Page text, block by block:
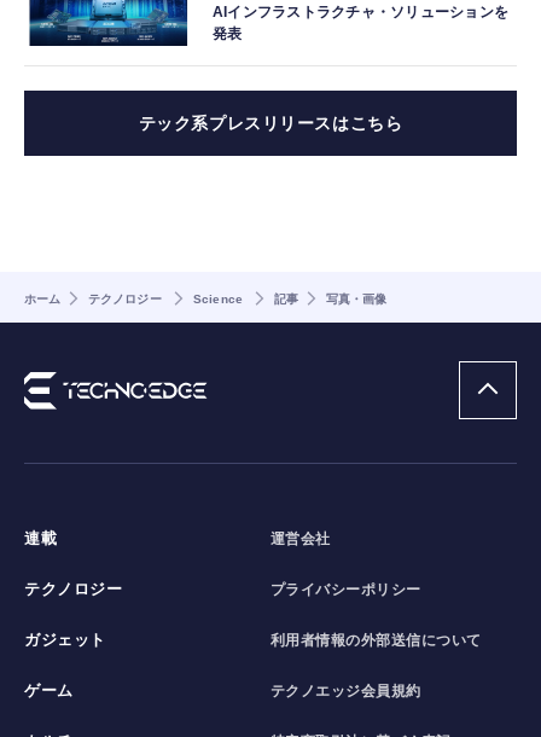
AIインフラストラクチャ・ソリューションを
発表
テック系プレスリリースはこちら
ホーム テクノロジー Science 記事 写真・画像
連載
テクノロジー
ガジェット
ゲーム
運営会社
プライバシーポリシー
利用者情報の外部送信について
テクノエッジ会員規約